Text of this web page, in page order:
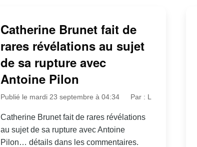
Catherine Brunet fait de
rares révélations au sujet
de sa rupture avec
Antoine Pilon
Publié le mardi 23 septembre à 04:34 Par : L
Catherine Brunet fait de rares révélations
au sujet de sa rupture avec Antoine
Pilon… détails dans les commentaires.